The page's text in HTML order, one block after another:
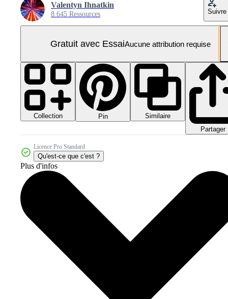
Valentyn Ihnatkin
8 645 Ressources Suivre
Gratuit avec EssaiAucune attribution requise
Collection Pin
Similaire
Partager
Licence Pro Standard
Qu'est-ce que c'est ?
Plus d'infos